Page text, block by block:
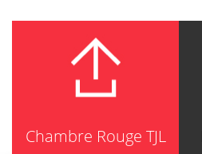
Chambre Rouge TJL